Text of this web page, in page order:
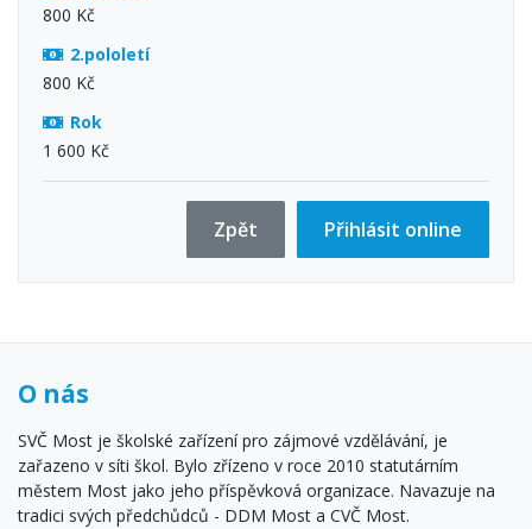
800 Kč
2.pololetí
800 Kč
Rok
1 600 Kč
Přihlásit online
Zpět
O nás
SVČ Most je školské zařízení pro zájmové vzdělávání, je
zařazeno v síti škol. Bylo zřízeno v roce 2010 statutárním
městem Most jako jeho příspěvková organizace. Navazuje na
tradici svých předchůdců - DDM Most a CVČ Most.